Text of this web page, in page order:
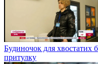
Будиночок для хвостатих
притулку